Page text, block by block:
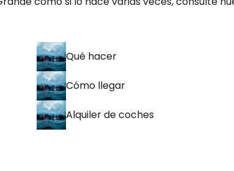
Qué hacer
Cómo llegar
Alquiler de coches